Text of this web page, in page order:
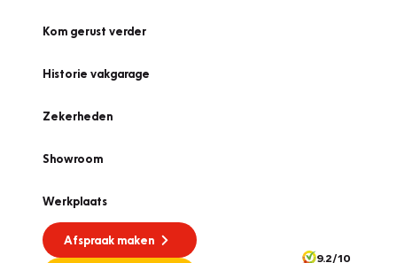
Kom gerust verder
Historie vakgarage
Zekerheden
Showroom
Werkplaats
Afspraak maken
9.2/10